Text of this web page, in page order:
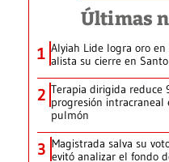
Últimas
1 Alyiah Lide logra oro
alista su cierre en
2 Terapia dirigida reduce
progresión intracraneal
pulmón
3 Magistrada salva su
evitó analizar el fondo